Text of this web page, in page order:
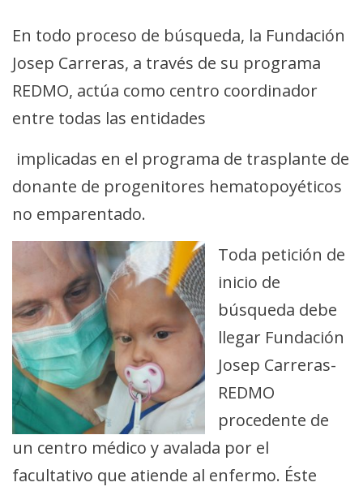
En todo proceso de búsqueda, la Fundación
Josep Carreras, a través de su programa
REDMO, actúa como centro coordinador
entre todas las entidades
implicadas en el programa de trasplante de
donante de progenitores hematopoyéticos
no emparentado.
Toda petición de
inicio de
búsqueda debe
llegar Fundación
Josep Carreras-
REDMO
procedente de
un centro médico y avalada por el
facultativo que atiende al enfermo. Éste